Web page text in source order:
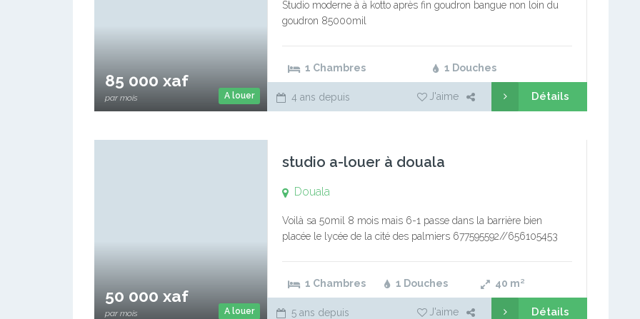
A louer
85 000 xaf
par mois
Studio moderne à à kotto après fin goudron bangue non loin du
goudron 85000mil
1 Chambres 1 Douches
4 ans depuis J'aime Détails
A louer
50 000 xaf
par mois
studio a-louer à douala
Douala
Voilà sa 50mil 8 mois mais 6-1 passe dans la barrière bien
placée le lycée de la cité des palmiers 677595592//656105453
1 Chambres 1 Douches 40 m²
5 ans depuis J'aime Détails